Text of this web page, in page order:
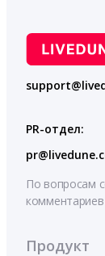
PR-отдел:
По вопросам
Продукт